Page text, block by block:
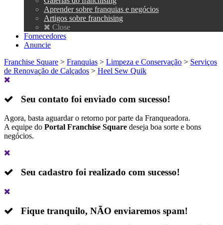
Aprender sobre franquias e negócios
Artigos sobre franchising
Close
Fornecedores
Anuncie
Franchise Square > Franquias > Limpeza e Conservação > Serviços
de Renovação de Calçados > Heel Sew Quik
Seu contato foi enviado com sucesso!
Agora, basta aguardar o retorno por parte da Franqueadora.
A equipe do Portal Franchise Square deseja boa sorte e bons
negócios.
Seu cadastro foi realizado com sucesso!
Fique tranquilo, NÃO enviaremos spam!